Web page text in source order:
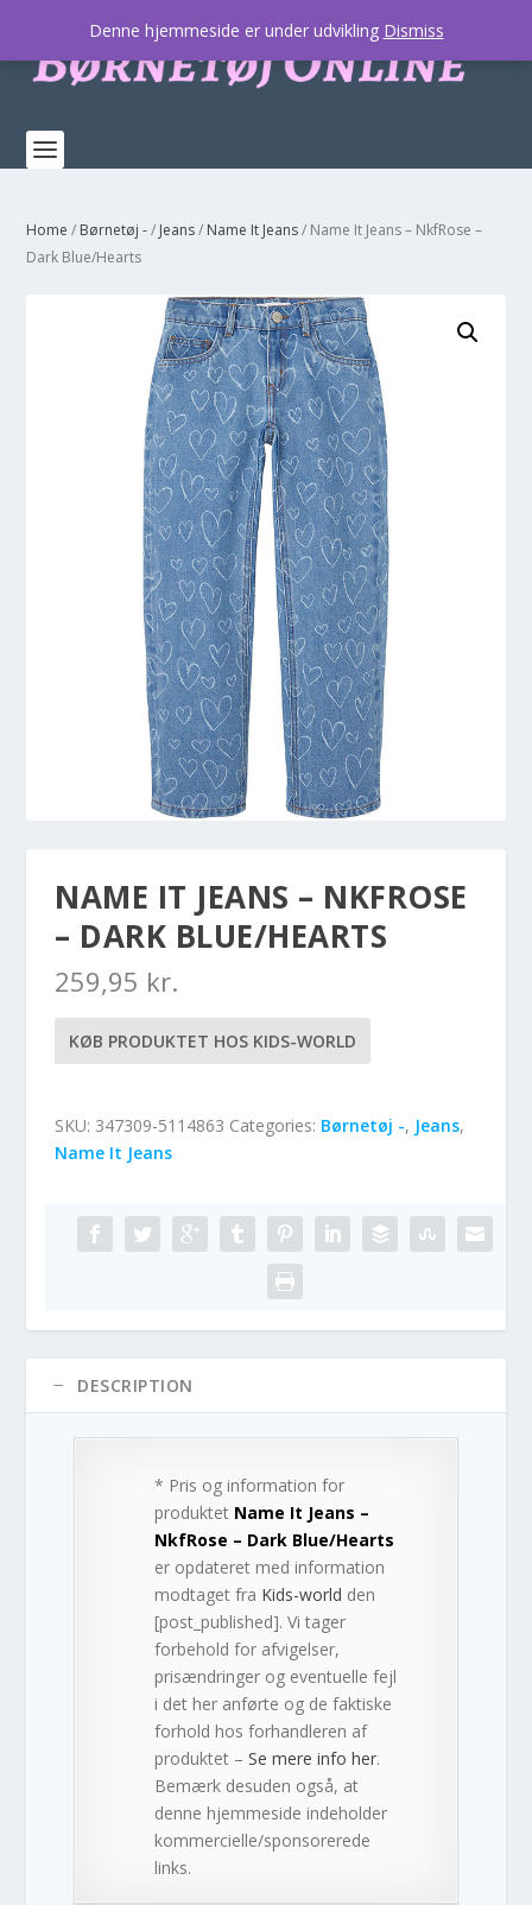
Home / Børnetøj -/ Jeans/ Name It Jeans/ Name It Jeans – NkfRose –
Dark Blue/Hearts
NAME IT JEANS – NKFROSE
– DARK BLUE/HEARTS
259,95 kr.
KØB PRODUKTET HOS KIDS-WORLD
SKU: 347309-5114863 Categories: Børnetøj -, Jeans,
Name It Jeans
DESCRIPTION
* Pris og information for
produktet Name It Jeans –
NkfRose – Dark Blue/Hearts
er opdateret med information
modtaget fra Kids-world den
[post_published]. Vi tager
forbehold for afvigelser,
prisændringer og eventuelle fejl
i det her anførte og de faktiske
forhold hos forhandleren af
produktet –Se mere info her.
Bemærk desuden også, at
denne hjemmeside indeholder
kommercielle/sponsorerede
links.
Denne hjemmeside er under udvikling Dismiss